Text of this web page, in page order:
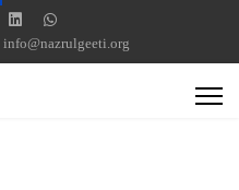
info@nazrulgeeti.org